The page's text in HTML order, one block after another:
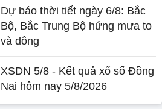
Dự báo thời tiết ngày 6/8: Bắc
Bộ, Bắc Trung Bộ hứng mưa to
và dông
XSDN 5/8 - Kết quả xổ số Đồng
Nai hôm nay 5/8/2026